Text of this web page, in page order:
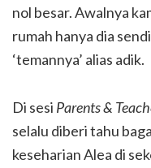
nol besar. Awalnya
rumah hanya dia
‘temannya’ alias adik.
Di sesi Parents &
selalu diberi tahu
keseharian Alea di